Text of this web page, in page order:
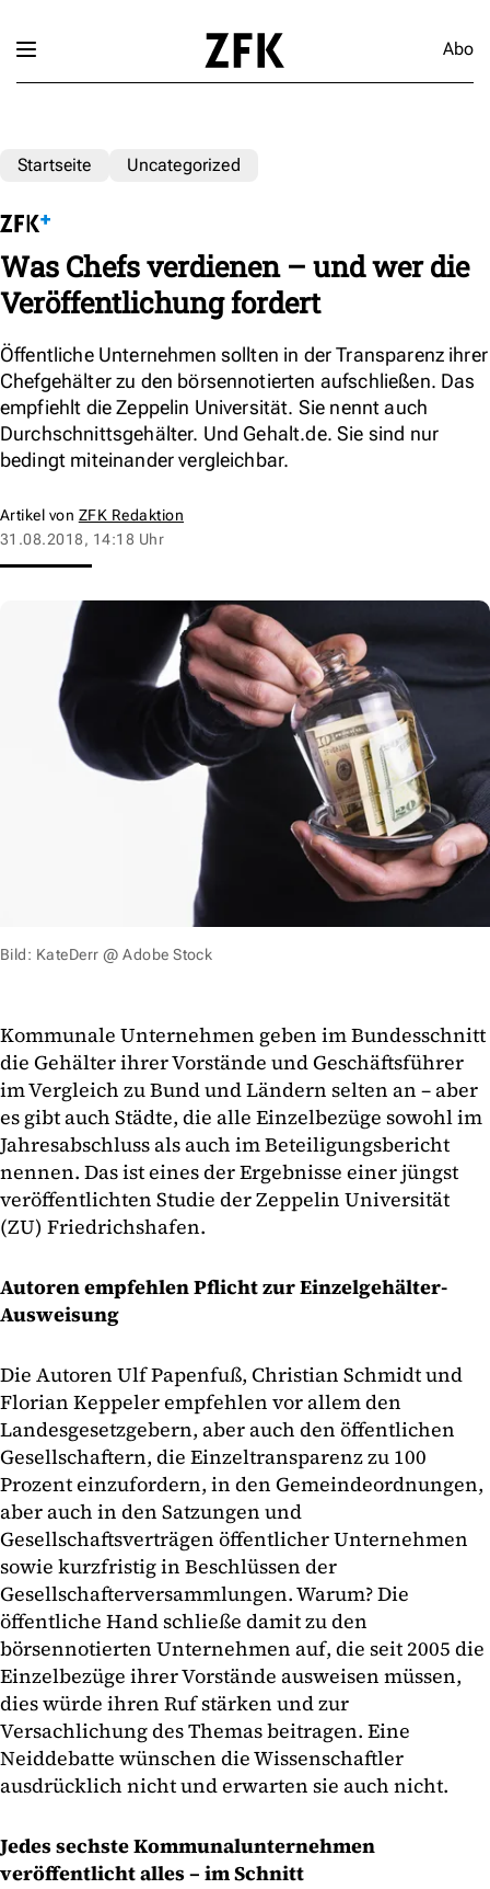
Abo
Startseite Uncategorized
Was Chefs verdienen – und wer die
Veröffentlichung fordert
Öffentliche Unternehmen sollten in der Transparenz ihrer
Chefgehälter zu den börsennotierten aufschließen. Das
empfiehlt die Zeppelin Universität. Sie nennt auch
Durchschnittsgehälter. Und Gehalt.de. Sie sind nur
bedingt miteinander vergleichbar.
Artikel von ZFK Redaktion
31.08.2018, 14:18 Uhr
Bild: KateDerr @ Adobe Stock
Kommunale Unternehmen geben im Bundesschnitt
die Gehälter ihrer Vorstände und Geschäftsführer
im Vergleich zu Bund und Ländern selten an – aber
es gibt auch Städte, die alle Einzelbezüge sowohl im
Jahresabschluss als auch im Beteiligungsbericht
nennen. Das ist eines der Ergebnisse einer jüngst
veröffentlichten Studie der Zeppelin Universität
(ZU) Friedrichshafen.
Autoren empfehlen Pflicht zur Einzelgehälter-
Ausweisung
Die Autoren Ulf Papenfuß, Christian Schmidt und
Florian Keppeler empfehlen vor allem den
Landesgesetzgebern, aber auch den öffentlichen
Gesellschaftern, die Einzeltransparenz zu 100
Prozent einzufordern, in den Gemeindeordnungen,
aber auch in den Satzungen und
Gesellschaftsverträgen öffentlicher Unternehmen
sowie kurzfristig in Beschlüssen der
Gesellschafterversammlungen. Warum? Die
öffentliche Hand schließe damit zu den
börsennotierten Unternehmen auf, die seit 2005 die
Einzelbezüge ihrer Vorstände ausweisen müssen,
dies würde ihren Ruf stärken und zur
Versachlichung des Themas beitragen. Eine
Neiddebatte wünschen die Wissenschaftler
ausdrücklich nicht und erwarten sie auch nicht.
Jedes sechste Kommunalunternehmen
veröffentlicht alles – im Schnitt